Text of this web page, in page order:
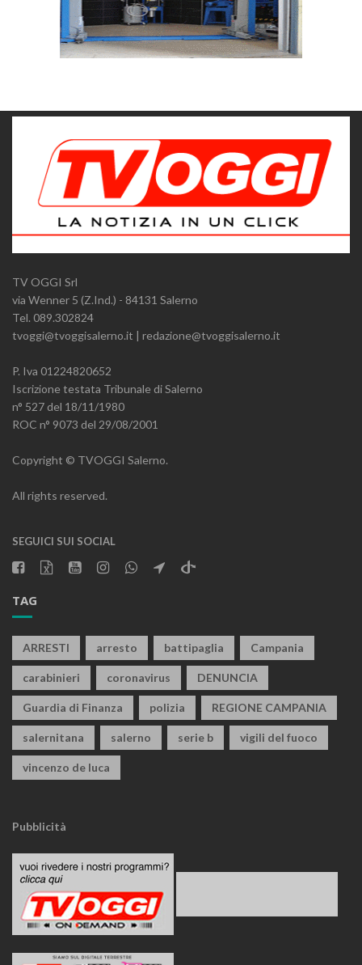
TV OGGI Srl
via Wenner 5 (Z.Ind.) - 84131 Salerno
Tel. 089.302824
tvoggi@tvoggisalerno.it | redazione@tvoggisalerno.it
P. Iva 01224820652
Iscrizione testata Tribunale di Salerno
n° 527 del 18/11/1980
ROC n° 9073 del 29/08/2001
Copyright © TVOGGI Salerno.
All rights reserved.
SEGUICI SUI SOCIAL
TAG
ARRESTI arresto battipaglia Campania
carabinieri coronavirus DENUNCIA
Guardia di Finanza polizia REGIONE CAMPANIA
salernitana salerno serie b vigili del fuoco
vincenzo de luca
Pubblicità